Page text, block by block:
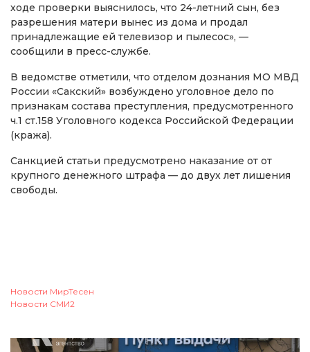
ходе проверки выяснилось, что 24-летний сын, без
разрешения матери вынес из дома и продал
принадлежащие ей телевизор и пылесос», —
сообщили в пресс-службе.
В ведомстве отметили, что отделом дознания МО МВД
России «Сакский» возбуждено уголовное дело по
признакам состава преступления, предусмотренного
ч.1 ст.158 Уголовного кодекса Российской Федерации
(кража).
Санкцией статьи предусмотрено наказание от от
крупного денежного штрафа — до двух лет лишения
свободы.
Новости МирТесен
Новости СМИ2